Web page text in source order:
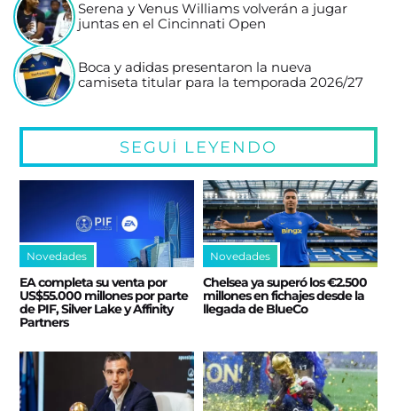
Serena y Venus Williams volverán a jugar
juntas en el Cincinnati Open
Boca y adidas presentaron la nueva
camiseta titular para la temporada 2026/27
SEGUÍ LEYENDO
Novedades
EA completa su venta por
US$55.000 millones por parte
de PIF, Silver Lake y Affinity
Partners
Novedades
Chelsea ya superó los €2.500
millones en fichajes desde la
llegada de BlueCo